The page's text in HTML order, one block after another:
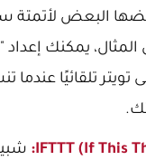
البعض لأتمتة
يمكنك إعداد
تلقائيًا عندما
IFTTT (If This